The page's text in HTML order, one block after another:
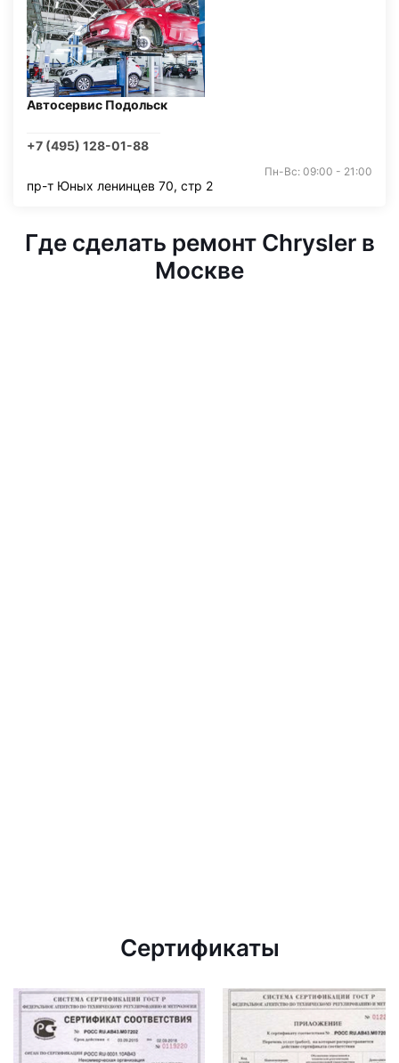
Автосервис Подольск
+7 (495) 128-01-88
Пн-Вс: 09:00 - 21:00
пр-т Юных ленинцев 70, стр 2
Где сделать ремонт Chrysler в
Москве
Сертификаты